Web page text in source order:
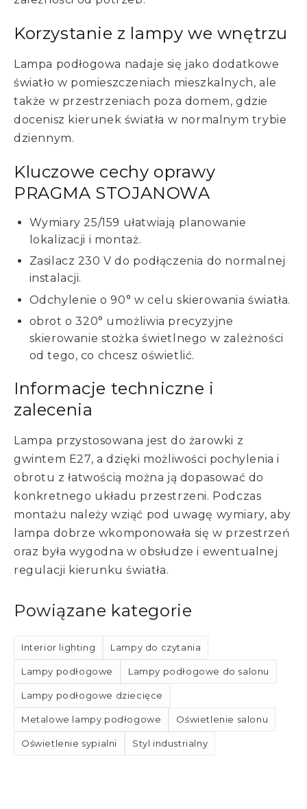
Korzystanie z lampy we wnętrzu
Lampa podłogowa nadaje się jako dodatkowe
światło w pomieszczeniach mieszkalnych, ale
także w przestrzeniach poza domem, gdzie
docenisz kierunek światła w normalnym trybie
dziennym.
Kluczowe cechy oprawy
PRAGMA STOJANOWA
Wymiary 25/159 ułatwiają planowanie
lokalizacji i montaż.
Zasilacz 230 V do podłączenia do normalnej
instalacji.
Odchylenie o 90° w celu skierowania światła.
obrot o 320° umożliwia precyzyjne
skierowanie stożka świetlnego w zależności
od tego, co chcesz oświetlić.
Informacje techniczne i
zalecenia
Lampa przystosowana jest do żarowki z
gwintem E27, a dzięki możliwości pochylenia i
obrotu z łatwością można ją dopasować do
konkretnego układu przestrzeni. Podczas
montażu należy wziąć pod uwagę wymiary, aby
lampa dobrze wkomponowała się w przestrzeń
oraz była wygodna w obsłudze i ewentualnej
regulacji kierunku światła.
Powiązane kategorie
Interior lighting Lampy do czytania
Lampy podłogowe Lampy podłogowe do salonu
Lampy podłogowe dziecięce
Metalowe lampy podłogowe Oświetlenie salonu
Oświetlenie sypialni Styl industrialny